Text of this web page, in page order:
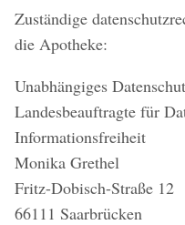
Zuständige
die Apotheke:
Unabhängiges
Landesbeauftragte für
Informationsfreiheit
Monika Grethel
Fritz-Dobisch-Straße 12
66111 Saarbrücken